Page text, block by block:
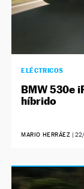
ELÉCTRICOS
BMW 530e
híbrido
MARIO HERRÁEZ |